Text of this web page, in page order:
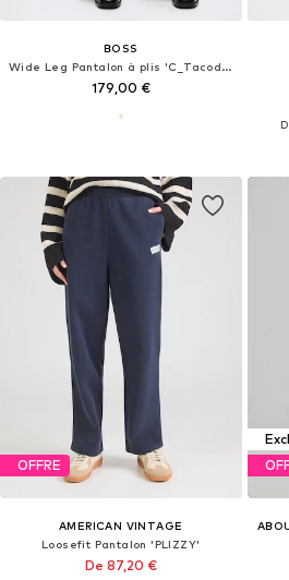
BOSS
Wide Leg Pantalon à plis 'C_Tacodi1'
179,00 €
OFFRE
AMERICAN VINTAGE
Loosefit Pantalon 'PLIZZY'
De 87,20 €